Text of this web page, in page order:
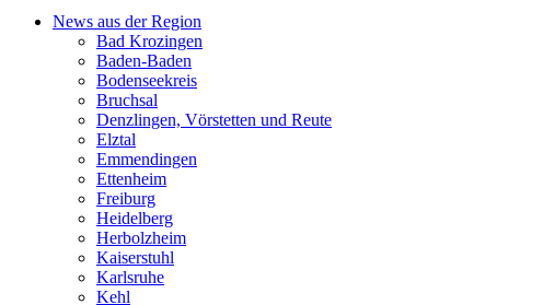
News aus der Region
Bad Krozingen
Baden-Baden
Bodenseekreis
Bruchsal
Denzlingen, Vörstetten und Reute
Elztal
Emmendingen
Ettenheim
Freiburg
Heidelberg
Herbolzheim
Kaiserstuhl
Karlsruhe
Kehl